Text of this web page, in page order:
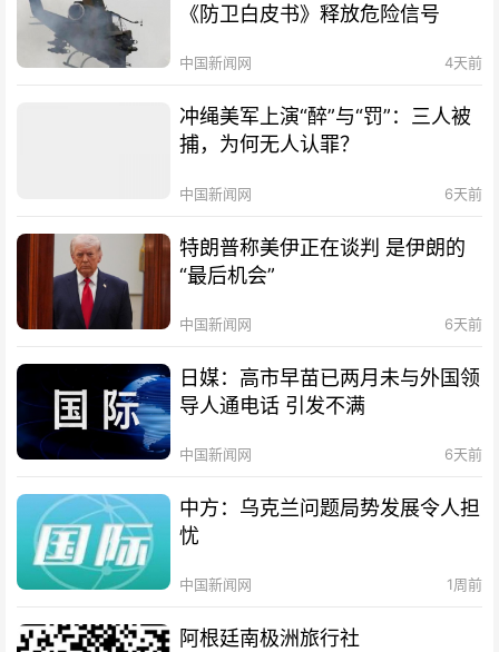
《防卫白皮书》释放危险信号
中国新闻网 4天前
冲绳美军上演“醉”与“罚”：三人被
捕，为何无人认罪？
中国新闻网 6天前
特朗普称美伊正在谈判 是伊朗的
“最后机会”
中国新闻网 6天前
日媒：高市早苗已两月未与外国领
导人通电话 引发不满
中国新闻网 6天前
中方：乌克兰问题局势发展令人担
忧
中国新闻网 1周前
阿根廷南极洲旅行社